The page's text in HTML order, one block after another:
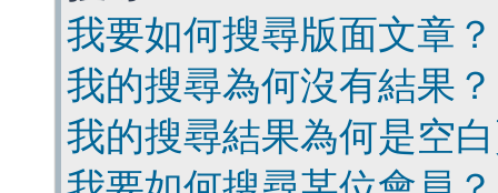
我要如何搜尋版面文章？
我的搜尋為何沒有結果？
我的搜尋結果為何是空